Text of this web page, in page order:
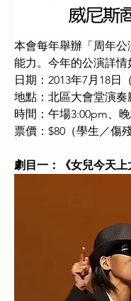
本會每年舉辦「周年
能力。今年的公演詳情
日期：2013年7月18日
地點：北區大會堂演奏
時間：午場3:00pm、
票價：$80（學生／傷
劇目一：《女兒今天